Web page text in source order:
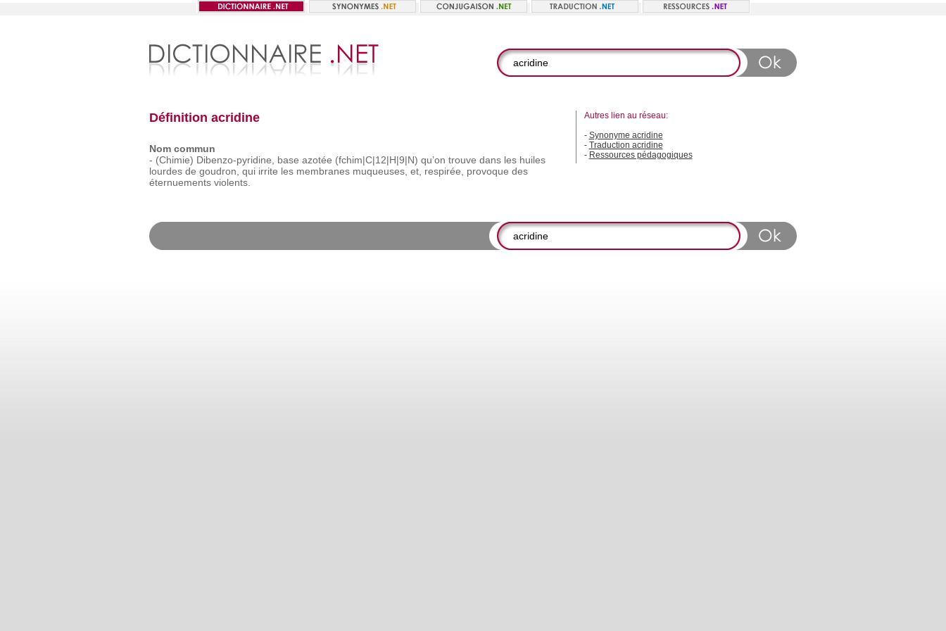
Définition acridine
Nom commun
- (Chimie) Dibenzo-pyridine, base azotée (fchim|C|12|H|9|N) qu’on trouve dans les huiles
lourdes de goudron, qui irrite les membranes muqueuses, et, respirée, provoque des
éternuements violents.
Autres lien au réseau:
- Synonyme acridine
- Traduction acridine
- Ressources pédagogiques